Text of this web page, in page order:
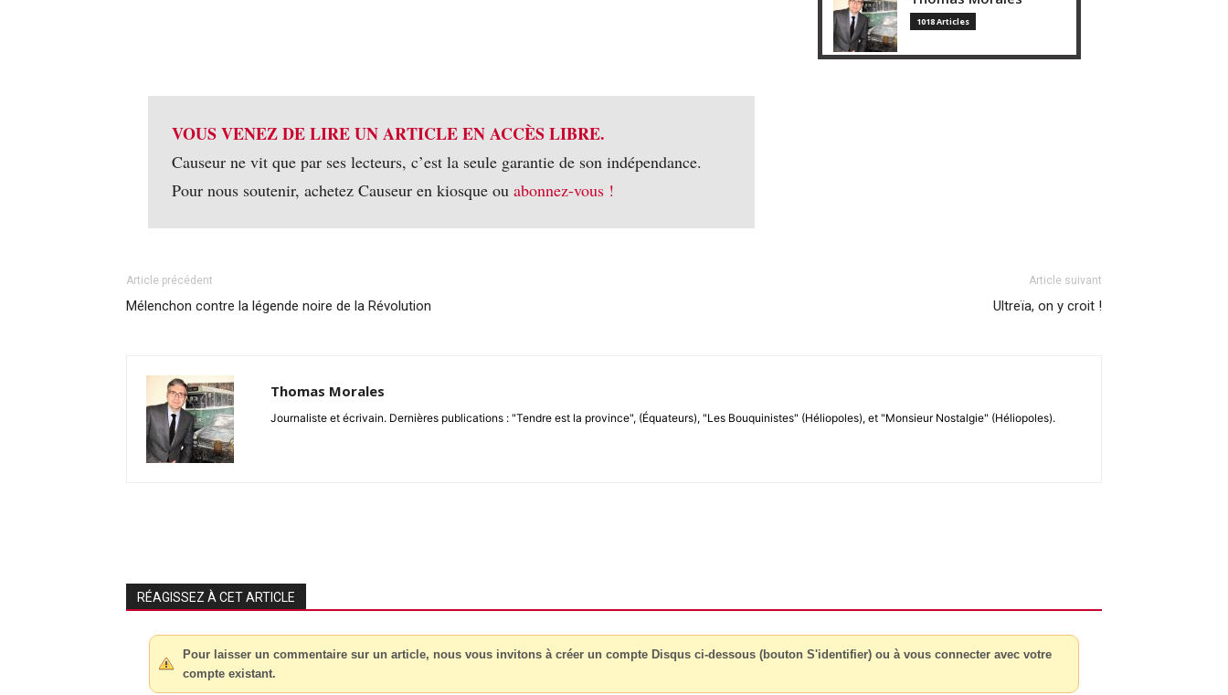
VOUS VENEZ DE LIRE UN ARTICLE EN ACCÈS LIBRE.
Causeur ne vit que par ses lecteurs, c’est la seule garantie de son indépendance.
Pour nous soutenir, achetez Causeur en kiosque ou abonnez-vous !
1018 Articles
Article précédent
Mélenchon contre la légende noire de la Révolution
Article suivant
Ultreïa, on y croit !
Thomas Morales
Journaliste et écrivain. Dernières publications : "Tendre est la province", (Équateurs), "Les Bouquinistes" (Héliopoles), et "Monsieur Nostalgie" (Héliopoles).
RÉAGISSEZ À CET ARTICLE
Pour laisser un commentaire sur un article, nous vous invitons à créer un compte Disqus ci-dessous (bouton S'identifier) ou à vous connecter avec votre
compte existant.